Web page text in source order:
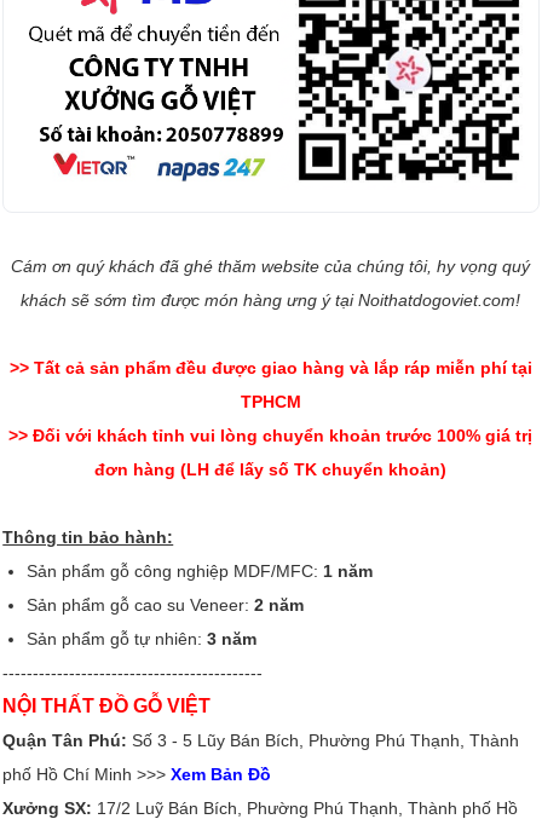
Cám ơn quý khách đã ghé thăm website của chúng tôi, hy vọng quý
khách sẽ sớm tìm được món hàng ưng ý tại Noithatdogoviet.com!
>> Tất cả sản phẩm đều được giao hàng và lắp ráp miễn phí tại
TPHCM
>> Đối với khách tỉnh vui lòng chuyển khoản trước 100% giá trị
đơn hàng (LH để lấy số TK chuyển khoản)
Thông tin bảo hành:
Sản phẩm gỗ công nghiệp MDF/MFC: 1 năm
Sản phẩm gỗ cao su Veneer:2 năm
Sản phẩm gỗ tự nhiên:3 năm
-------------------------------------------
NỘI THẤT ĐỒ GỖ VIỆT
Quận Tân Phú: Số 3 - 5 Lũy Bán Bích, Phường Phú Thạnh, Thành
phố Hồ Chí Minh >>> Xem Bản Đồ
Xưởng SX: 17/2 Luỹ Bán Bích, Phường Phú Thạnh, Thành phố Hồ